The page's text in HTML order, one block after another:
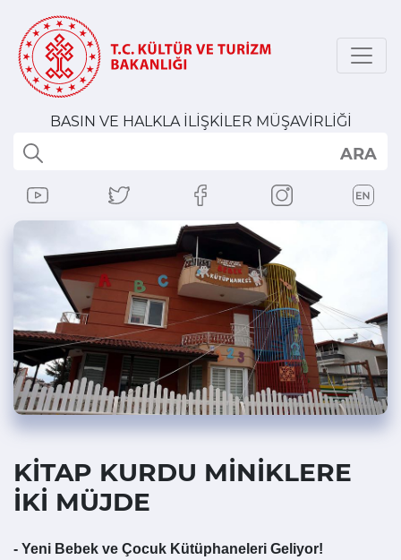
BASIN VE HALKLA İLİŞKİLER MÜŞAVİRLİĞİ
ARA
KİTAP KURDU MİNİKLERE
İKİ MÜJDE
- Yeni Bebek ve Çocuk Kütüphaneleri Geliyor!